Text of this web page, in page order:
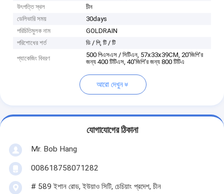
উৎপত্তি স্থল
চীন
ডেলিভারি সময়
30days
পরিচিতিমুলক নাম
GOLDRAIN
পরিশোধের শর্ত
ডি / পি, টি / টি
প্যাকেজিং বিবরণ
500 পিএসএস / সিটিএন, 57x33x39CM, 20'জিপি'র
জন্য 400 টিটিএস, 40'জিপি'র জন্য 800 টিটিএ
আরো দেখুন
যোগাযোগের ঠিকানা
Mr. Bob Hang
008618758071282
# 589 ইশান রোড, ইউয়াও সিটি, চেচিয়াং প্রদেশ, চীন